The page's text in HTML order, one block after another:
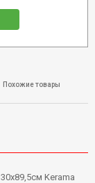
Похожие товары
Kerama